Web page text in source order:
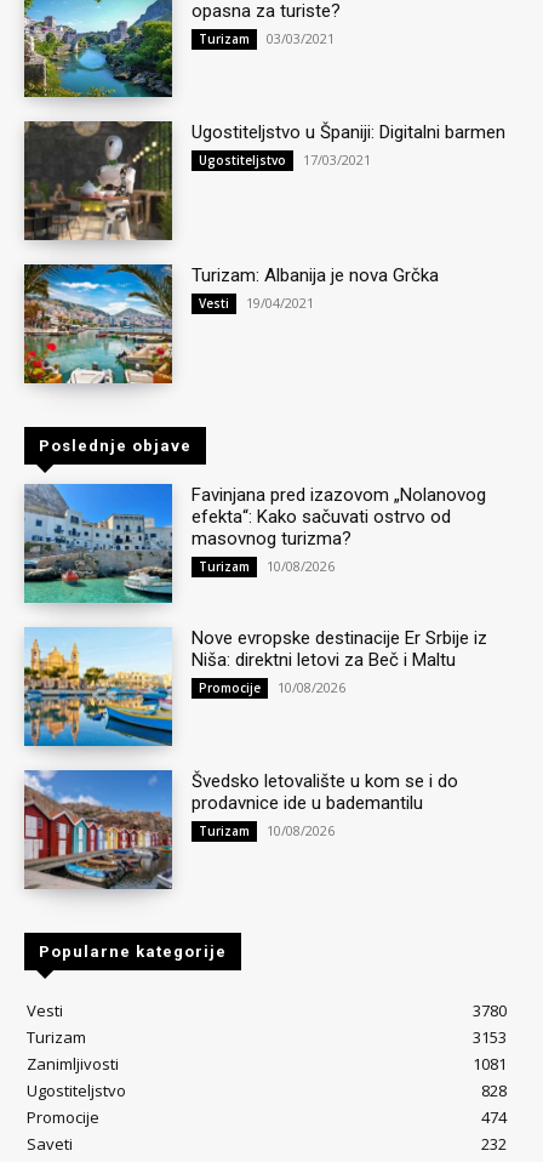
opasna za turiste?
Turizam 03/03/2021
Ugostiteljstvo u Španiji: Digitalni barmen
Ugostiteljstvo 17/03/2021
Turizam: Albanija je nova Grčka
Vesti 19/04/2021
Poslednje objave
Favinjana pred izazovom „Nolanovog
efekta“: Kako sačuvati ostrvo od
masovnog turizma?
Turizam 10/08/2026
Nove evropske destinacije Er Srbije iz
Niša: direktni letovi za Beč i Maltu
Promocije 10/08/2026
Švedsko letovalište u kom se i do
prodavnice ide u bademantilu
Turizam 10/08/2026
Popularne kategorije
Vesti
3780
Turizam
3153
Zanimljivosti
1081
Ugostiteljstvo
828
Promocije
474
Saveti
232